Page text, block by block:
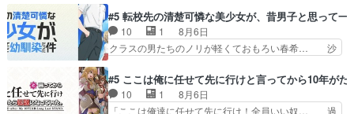
が手慣れすぎてるw大家さん… 声優まとめました
(６話まで)ペンペンねこ… ・アルちゃん自由す
ぎ・カンサイちゃん、ボ…
ガガン♪薫がなんかしっかり歌ってロマ… 姉巫女
の誤算、クソみたいな嫉妬の末路よ。… 私、そん
なに日頃からガンガン言うてないで… このアニメ
はどこに行くのだろう、面白すぎ… 姉のした事は
親の仕事に合わせて親戚の家… 第６話感想：薫く
んアニメ､特撮､漫画､ゲ… 特殊EDというか、『激
#5 転校先の清楚可憐な美少女が、昔男子と思って一
10 1
8月6日
クラスの男たちのノリが軽くておもろい春希… 沙
もちゃんが透けブラしててびっくりして… レベル
のキャラが登場。相変わらず顔や体の… 隼人が春
希の級友を巻き込んだイジりに動じ… 第５話を
#5 ここは俺に任せて先に行けと言ってから10年が
10 1
8月6日
「ここは俺達に任せて先に行け！全員いい奴… 過